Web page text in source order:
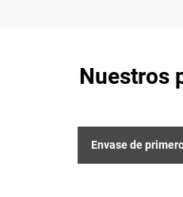
Nuestros
Envase de